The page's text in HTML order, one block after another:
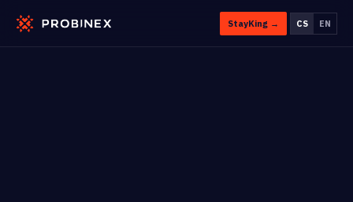
StayKing → CS EN